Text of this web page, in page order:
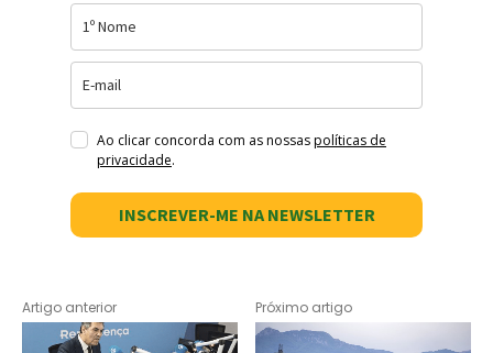
Ao clicar concorda com as nossaspolíticas de
privacidade.
INSCREVER-ME NA NEWSLETTER
Artigo anterior Próximo artigo